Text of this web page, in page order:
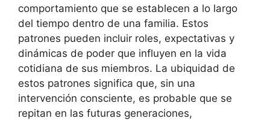
comportamiento que se establecen a lo largo
del tiempo dentro de una familia. Estos
patrones pueden incluir roles, expectativas y
dinámicas de poder que influyen en la vida
cotidiana de sus miembros. La ubiquidad de
estos patrones significa que, sin una
intervención consciente, es probable que se
repitan en las futuras generaciones,